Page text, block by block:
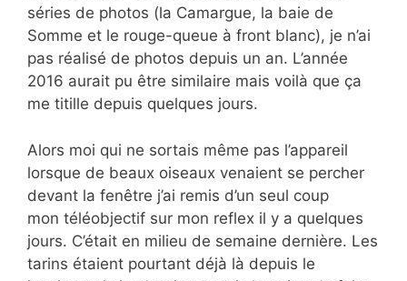
séries de photos (la Camargue, la baie de
Somme et le rouge-queue à front blanc), je n’ai
pas réalisé de photos depuis un an. L’année
2016 aurait pu être similaire mais voilà que ça
me titille depuis quelques jours.
Alors moi qui ne sortais même pas l’appareil
lorsque de beaux oiseaux venaient se percher
devant la fenêtre j’ai remis d’un seul coup
mon téléobjectif sur mon reflex il y a quelques
jours. C’était en milieu de semaine dernière. Les
tarins étaient pourtant déjà là depuis le